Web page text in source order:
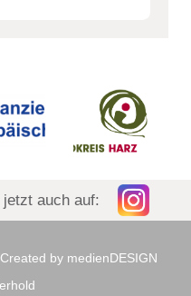
auch auf:
Created by medienDESIGN